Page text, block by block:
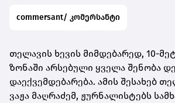
commersant/ კომერსანტი
თელავის ხევის მიმდებარედ, 10-
ზონაში არსებული ყველა შენობა
დაექვემდებარება. ამის შესახებ
ვაჟა მაღრაძემ, ჟურნალისტებს